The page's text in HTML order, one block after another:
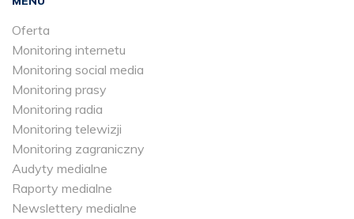
Oferta
Monitoring internetu
Monitoring social media
Monitoring prasy
Monitoring radia
Monitoring telewizji
Monitoring zagraniczny
Audyty medialne
Raporty medialne
Newslettery medialne